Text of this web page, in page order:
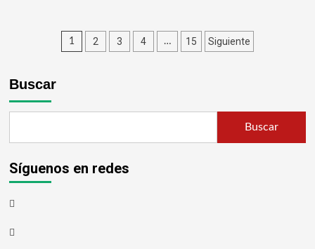
1 2 3 4 … 15 Siguiente
Buscar
Buscar
Síguenos en redes